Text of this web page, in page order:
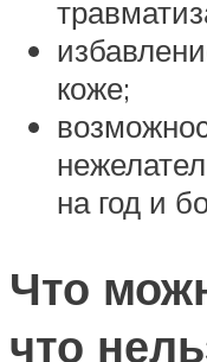
коже;
на год и
Что
что